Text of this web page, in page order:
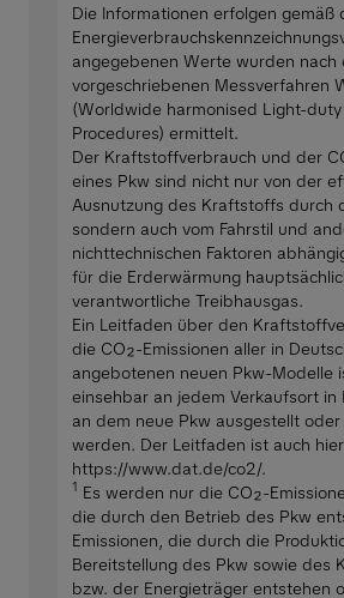
Die Informationen erfolgen gemäß
angegebenen Werte wurden nach
vorgeschriebenen Messverfahren
(Worldwide harmonised Light-duty
Procedures) ermittelt.
Der Kraftstoffverbrauch und der
eines Pkw sind nicht nur von der
Ausnutzung des Kraftstoffs durch
sondern auch vom Fahrstil und
nichttechnischen Faktoren
für die Erderwärmung
verantwortliche Treibhausgas.
Ein Leitfaden über den
die CO₂-Emissionen aller in
angebotenen neuen Pkw-Modelle
einsehbar an jedem Verkaufsort in
an dem neue Pkw ausgestellt
werden. Der Leitfaden ist auch
https://www.dat.de/co2/.
1 Es werden nur die CO₂-
die durch den Betrieb des Pkw
Emissionen, die durch die
Bereitstellung des Pkw sowie des
bzw. der Energieträger entstehen